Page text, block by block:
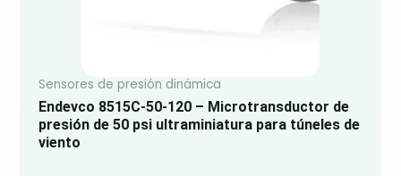
Sensores de presión dinámica
Endevco 8515C-50-120 – Microtransductor de
presión de 50 psi ultraminiatura para túneles de
viento